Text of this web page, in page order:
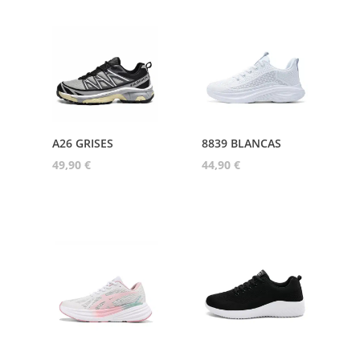
A26 GRISES
49,90 €
8839 BLANCAS
44,90€